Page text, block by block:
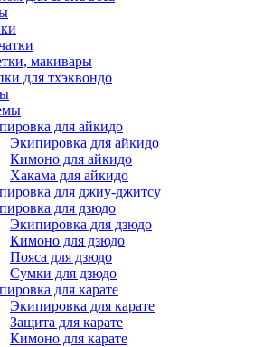
макивары
для тхэквондо
для айкидо
Экипировка для айкидо
Кимоно для айкидо
Хакама для айкидо
для джиу-джитсу
для дзюдо
Экипировка для дзюдо
Кимоно для дзюдо
Пояса для дзюдо
Сумки для дзюдо
для карате
Экипировка для карате
Защита для карате
Кимоно для карате